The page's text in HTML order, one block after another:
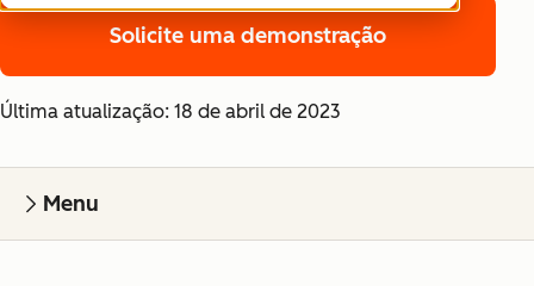
Solicite uma demonstração
Última atualização: 18 de abril de 2023
Menu